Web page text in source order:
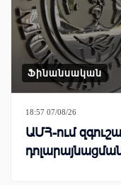
Ֆինանսական
18:57 07/08/26
ԱՄՀ-ում